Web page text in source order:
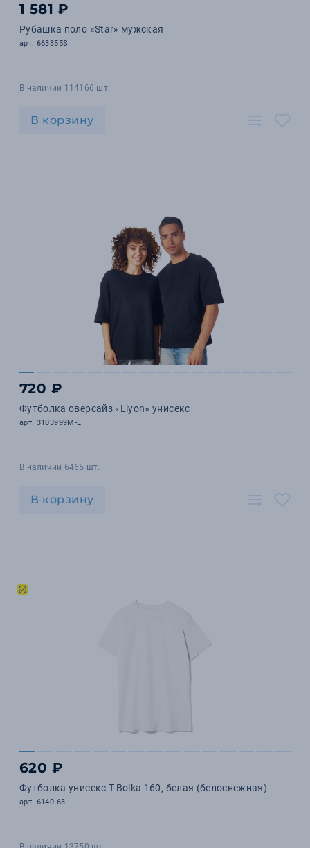
1 581 ₽
Рубашка поло «Star» мужская
арт. 663855S
В наличии 114166 шт.
В корзину
720 ₽
Футболка оверсайз «Liyon» унисекс
арт. 3103999M-L
В наличии 6465 шт.
В корзину
620 ₽
Футболка унисекс T-Bolka 160, белая (белоснежная)
арт. 6140.63